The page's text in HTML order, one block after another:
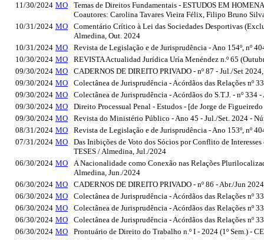
11/30/2024 MO
Temas de Direitos Fundamentais - ESTUDOS EM
Coautores: Carolina Tavares Vieira Félix, Filipo Bruno
10/31/2024 MO
Comentário Crítico à Lei das Sociedades Desportivas
Almedina, Out. 2024
10/31/2024 MO
Revista de Legislação e de Jurisprudência - Ano 154º, nº
10/30/2024 MO
REVISTA Actualidad Jurídica Uría Menéndez n.º 65
09/30/2024 MO
CADERNOS DE DIREITO PRIVADO - nº 87 - Jul./Set
09/30/2024 MO
Colectânea de Jurisprudência - Acórdãos das Relações nº
09/30/2024 MO
Colectânea de Jurisprudência - Acórdãos do S.T.J. - nº
09/30/2024 MO
Direito Processual Penal - Estudos - [de Jorge de
09/30/2024 MO
Revista do Ministério Público - Ano 45 - Jul./Set. 2024 -
08/31/2024 MO
Revista de Legislação e de Jurisprudência - Ano 153º, nº
07/31/2024 MO
Das Inibições de Voto dos Sócios por Conflito de
TESES / Almedina, Jul./2024
06/30/2024 MO
A Nacionalidade como Conexão nas Relações
Almedina, Jun./2024
06/30/2024 MO
CADERNOS DE DIREITO PRIVADO - nº 86 - Abr./Jun
06/30/2024 MO
Colectânea de Jurisprudência - Acórdãos das Relações nº
06/30/2024 MO
Colectânea de Jurisprudência - Acórdãos das Relações nº
06/30/2024 MO
Colectânea de Jurisprudência - Acórdãos das Relações nº
06/30/2024 MO
Prontuário de Direito do Trabalho n.º I - 2024 (1º Sem.) -